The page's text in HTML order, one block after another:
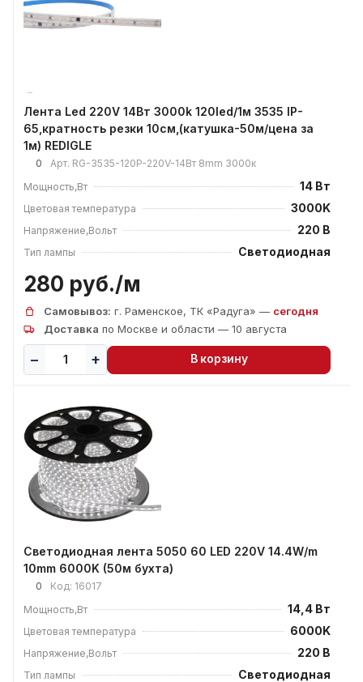
Лента Led 220V 14Вт 3000k 120led/1м 3535 IP-
65,кратность резки 10см,(катушка-50м/цена за
1м) REDIGLE
0 Арт. RG-3535-120P-220V-14Вт 8mm 3000к
Мощность,Вт
14 Вт
Цветовая температура 3000K
Напряжение,Вольт 220 В
Тип лампы Светодиодная
280 руб./м
Самовывоз: г. Раменское, ТК «Радуга» — сегодня
Доставка по Москве и области — 10 августа
В корзину
Светодиодная лента 5050 60 LED 220V 14.4W/m
10mm 6000K (50м бухта)
0 Код: 16017
Мощность,Вт
14,4 Вт
Цветовая температура 6000K
Напряжение,Вольт 220 В
Тип лампы Светодиодная